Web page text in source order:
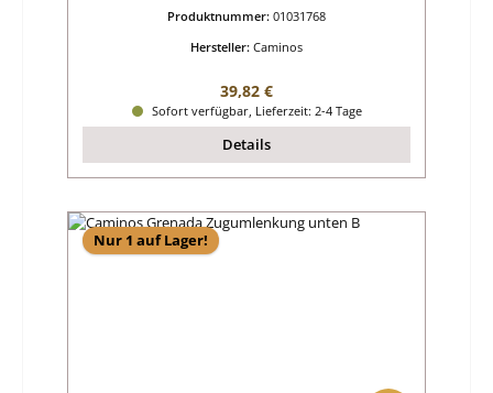
Produktnummer: 01031768
Hersteller: Caminos
Regulärer Preis:
39,82 €
Sofort verfügbar, Lieferzeit: 2-4 Tage
Details
Nur 1 auf Lager!